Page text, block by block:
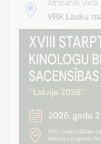
Atrašanās vieta
VRK Lauku